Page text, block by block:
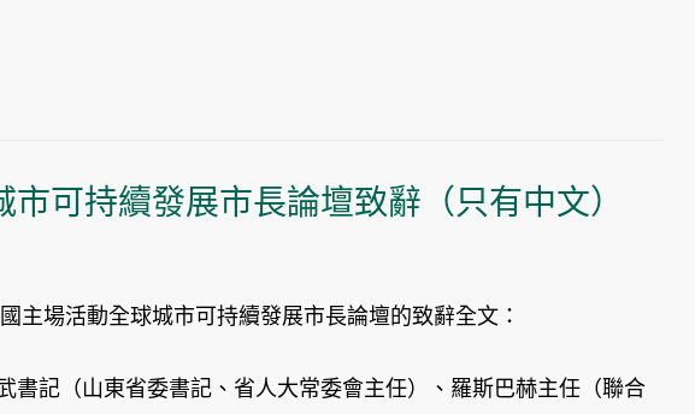
可持續發展市長論壇致辭（只有中文）
場活動全球城市可持續發展市長論壇的致辭全文：
記（山東省委書記、省人大常委會主任）、羅斯巴赫主任（聯合